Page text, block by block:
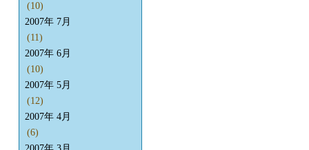
(10)
2007年 7月
(11)
2007年 6月
(10)
2007年 5月
(12)
2007年 4月
(6)